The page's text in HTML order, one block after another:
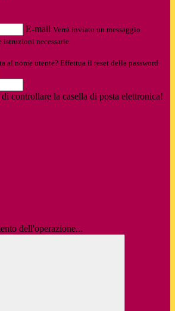
E-mail Verrà inviato un messaggio
necessarie.
al nome utente? Effettua il reset della password
controllare la casella di posta elettronica!
dell'operazione...